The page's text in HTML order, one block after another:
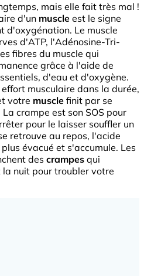
mais elle fait très mal !
d'un muscle est le signe
d'oxygénation. Le muscle
d'ATP, l'Adénosine-Tri-
fibres du muscle qui
grâce à l'aide de
d'eau et d'oxygène.
musculaire dans la durée,
votre muscle finit par se
crampe est son SOS pour
pour le laisser souffler un
retrouve au repos, l'acide
évacué et s'accumule. Les
des crampes qui
nuit pour troubler votre